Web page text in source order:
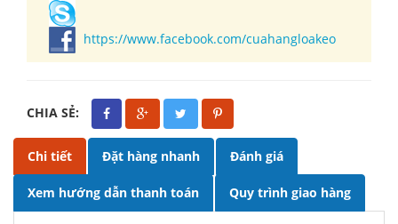
https://www.facebook.com/cuahangloakeo
CHIA SẺ:
Chi tiết Đặt hàng nhanh Đánh giá
Xem hướng dẫn thanh toán Quy trình giao hàng